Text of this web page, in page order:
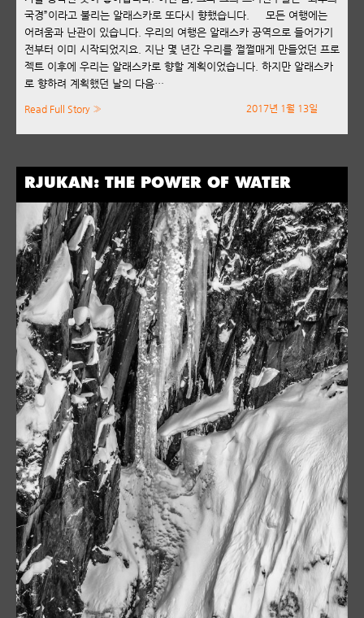
국경”이라고 불리는 알래스카로 또다시 향했습니다. 모든 여행에는
어려움과 난관이 있습니다. 우리의 여행은 알래스카 공역으로 들어가기
전부터 이미 시작되었지요. 지난 몇 년간 우리를 쩔쩔매게 만들었던 프로
젝트 이후에 우리는 알래스카로 향할 계획이었습니다. 하지만 알래스카
로 향하려 계획했던 날의 다음…
2017년 1월 13일
Read Full Story »
RJUKAN: THE POWER OF WATER